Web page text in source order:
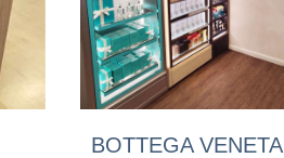
BOTTEGA VENETA